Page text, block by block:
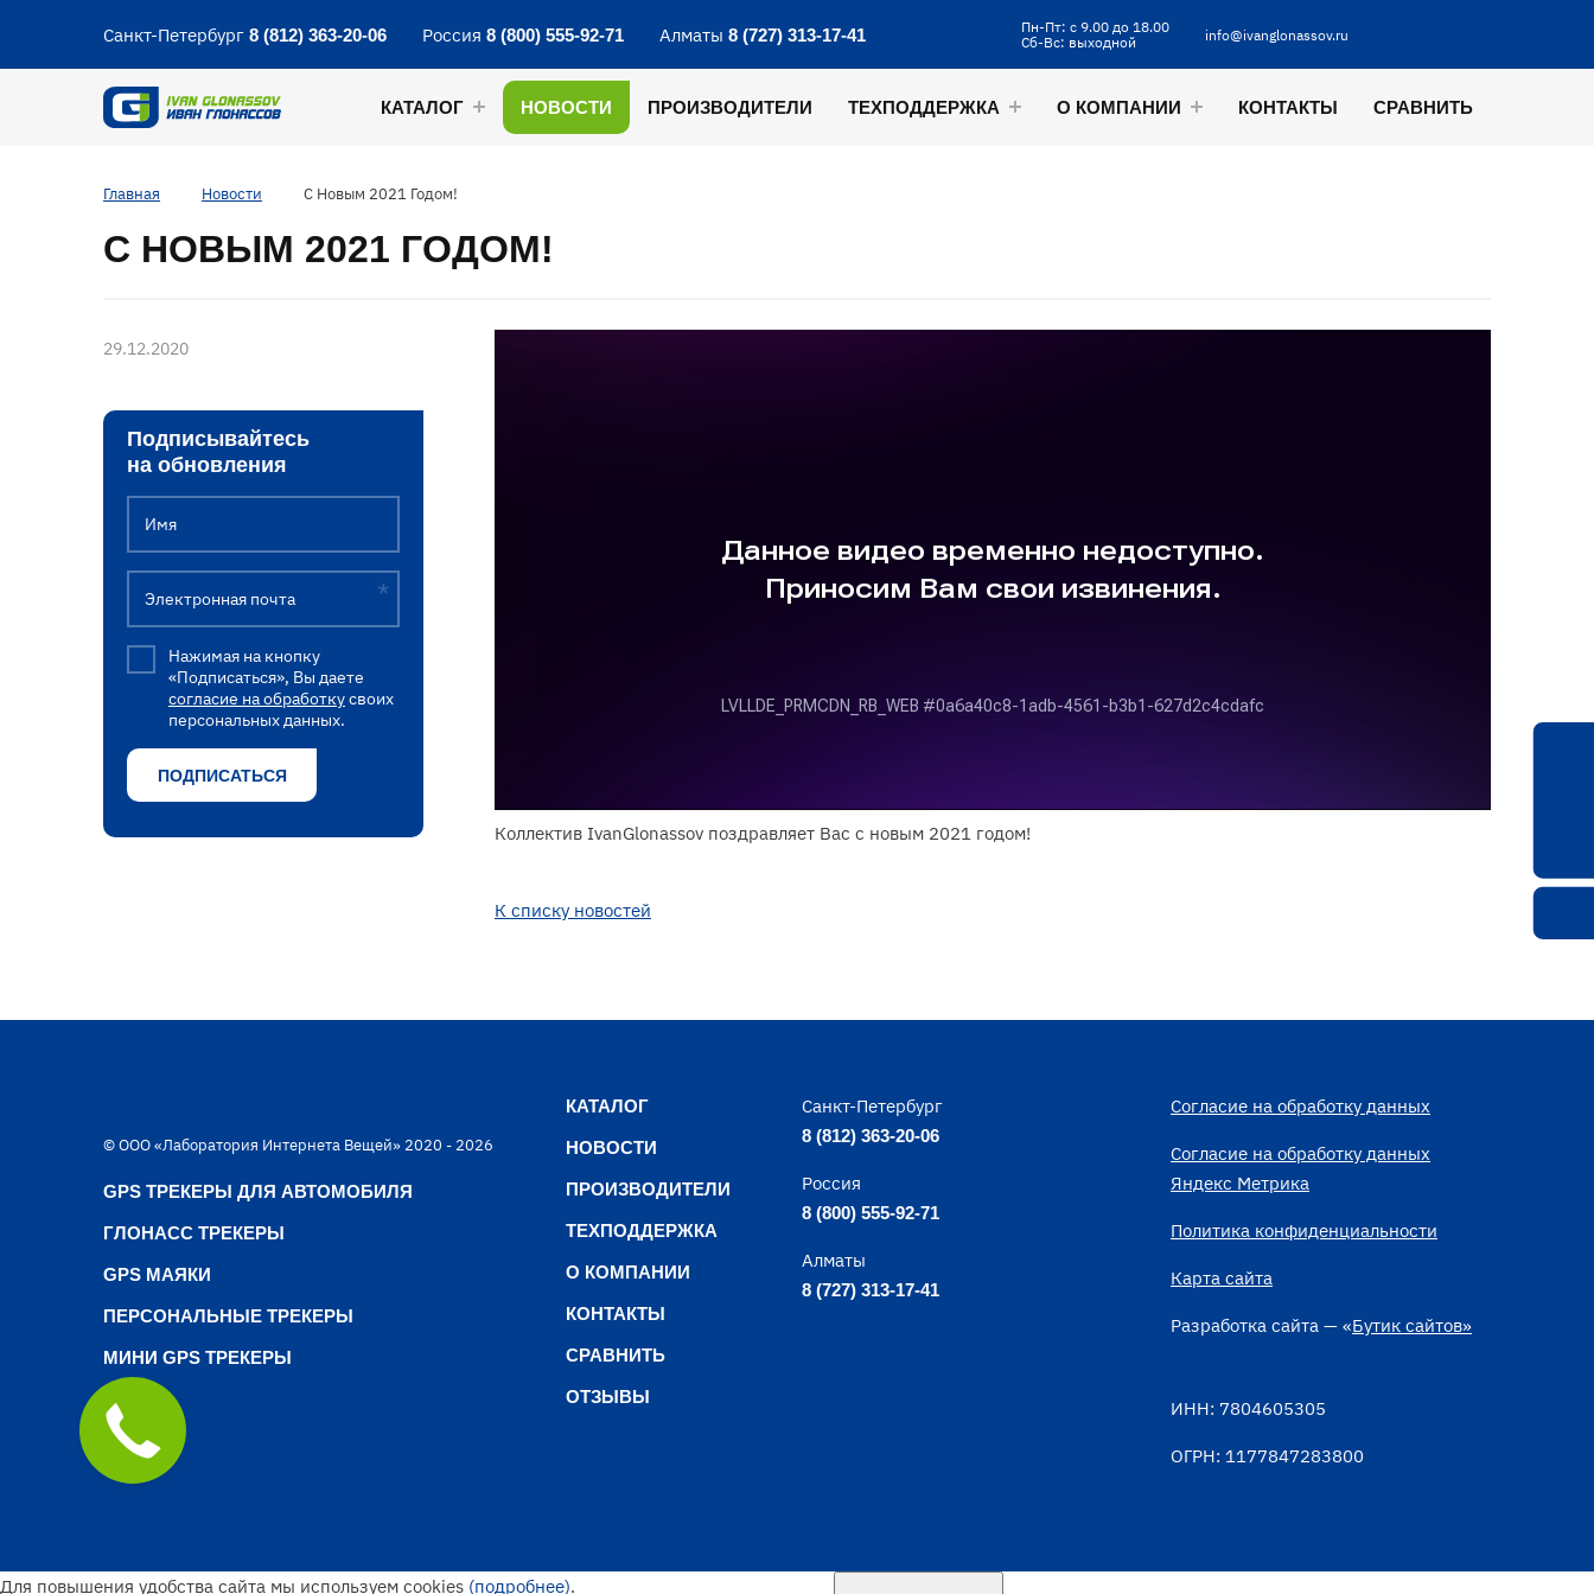
Санкт-Петербург 8 (812) 363-20-06 Россия 8 (800) 555-92-71 Алматы 8 (727) 313-17-41
Пн-Пт: с 9.00 до 18.00
Сб-Вс: выходной
info@ivanglonassov.ru
КАТАЛОГ НОВОСТИ ПРОИЗВОДИТЕЛИ ТЕХПОДДЕРЖКА О КОМПАНИИ КОНТАКТЫ СРАВНИТЬ
Главная Новости С Новым 2021 Годом!
С НОВЫМ 2021 ГОДОМ!
29.12.2020
Подписывайтесь
на обновления
Имя
Электронная почта
Нажимая на кнопку
«Подписаться», Вы даете
согласие на обработкусвоих
персональных данных.
Коллектив IvanGlonassov поздравляет Вас с новым 2021 годом!
К списку новостей
© ООО «Лаборатория Интернета Вещей» 2020 - 2026
GPS ТРЕКЕРЫ ДЛЯ АВТОМОБИЛЯ
ГЛОНАСС ТРЕКЕРЫ
GPS МАЯКИ
ПЕРСОНАЛЬНЫЕ ТРЕКЕРЫ
МИНИ GPS ТРЕКЕРЫ
КАТАЛОГ
НОВОСТИ
ПРОИЗВОДИТЕЛИ
ТЕХПОДДЕРЖКА
О КОМПАНИИ
КОНТАКТЫ
СРАВНИТЬ
ОТЗЫВЫ
Санкт-Петербург
8 (812) 363-20-06
Россия
8 (800) 555-92-71
Алматы
8 (727) 313-17-41
Согласие на обработку данных
Согласие на обработку данных
Яндекс Метрика
Политика конфиденциальности
Карта сайта
Разработка сайта — «Бутик сайтов»
ИНН: 7804605305
ОГРН: 1177847283800
Для повышения удобства сайта мы используем cookies (подробнее).